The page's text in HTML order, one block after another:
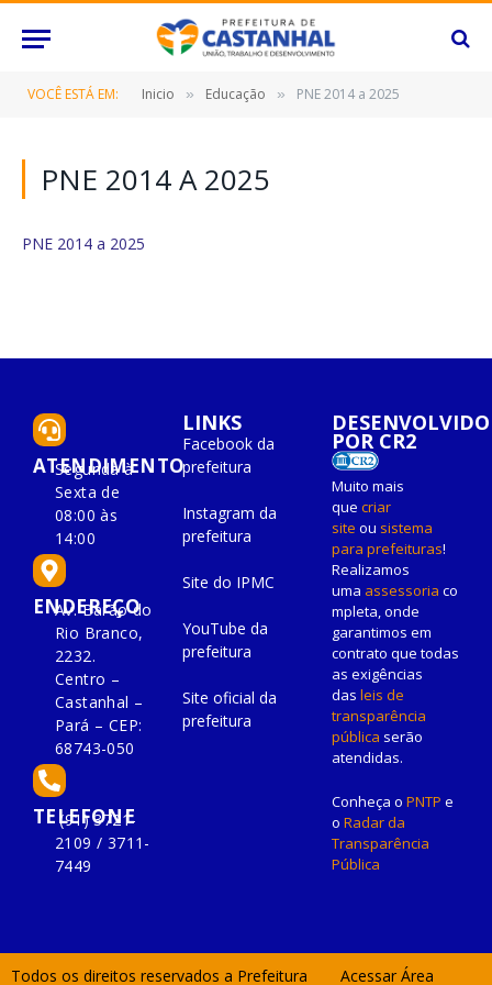
VOCÊ ESTÁ EM: Inicio » Educação » PNE 2014 a 2025
PNE 2014 A 2025
PNE 2014 a 2025
ATENDIMENTO
Segunda à
Sexta de
08:00 às
14:00
ENDEREÇO
Av. Barão do
Rio Branco,
2232.
Centro –
Castanhal –
Pará – CEP:
68743-050
TELEFONE
(91) 3721-
2109 / 3711-
7449
LINKS
Facebook da
prefeitura
Instagram da
prefeitura
Site do IPMC
YouTube da
prefeitura
Site oficial da
prefeitura
DESENVOLVIDO
POR CR2
Muito mais
que criar
site ou sistema
para prefeituras!
Realizamos
uma assessoria co
mpleta, onde
garantimos em
contrato que todas
as exigências
das leis de
transparência
pública serão
atendidas.
Conheça o PNTP e
o Radar da
Transparência
Pública
Todos os direitos reservados a Prefeitura Acessar Área